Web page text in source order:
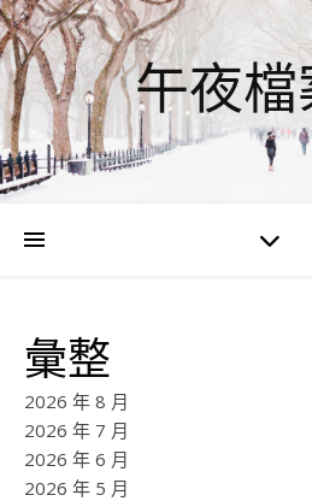
午夜
彙整
2026 年 8 月
2026 年 7 月
2026 年 6 月
2026 年 5 月